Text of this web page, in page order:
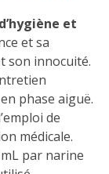
et
et sa
son innocuité.
phase aiguë.
de
médicale.
par narine